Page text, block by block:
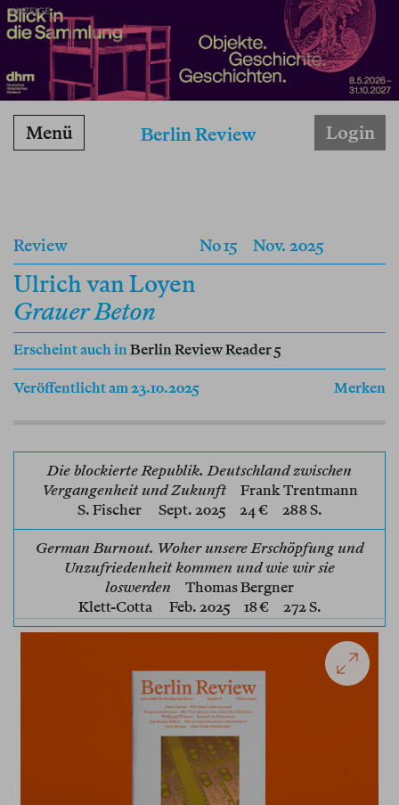
ANZEIGE
Berlin Review
Menü Login
Review No 15 Nov. 2025
Ulrich van Loyen
Grauer Beton
Erscheint auch inBerlin Review Reader 5
Veröffentlicht am 23.10.2025 Merken
Die blockierte Republik. Deutschland zwischen
Vergangenheit und Zukunft
Frank Trentmann
S. Fischer
Sept. 2025 24 € 288 S.
German Burnout. Woher unsere Erschöpfung und
Unzufriedenheit kommen und wie wir sie
loswerden
Thomas Bergner
Klett-Cotta
Feb. 2025 18 € 272 S.